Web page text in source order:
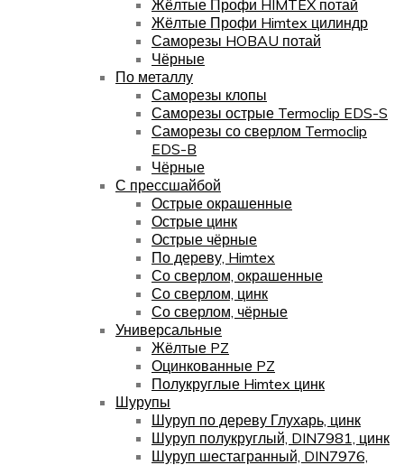
Жёлтые Профи HIMTEX потай
Жёлтые Профи Himtex цилиндр
Саморезы HOBAU потай
Чёрные
По металлу
Саморезы клопы
Саморезы острые Termoclip EDS-S
Саморезы со сверлом Termoclip
EDS-B
Чёрные
С прессшайбой
Острые окрашенные
Острые цинк
Острые чёрные
По дереву, Himtex
Со сверлом, окрашенные
Со сверлом, цинк
Со сверлом, чёрные
Универсальные
Жёлтые PZ
Оцинкованные PZ
Полукруглые Himtex цинк
Шурупы
Шуруп по дереву Глухарь, цинк
Шуруп полукруглый, DIN7981, цинк
Шуруп шестагранный, DIN7976,